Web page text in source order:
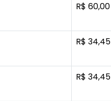
R$ 60,00
R$ 34,45
R$ 34,45